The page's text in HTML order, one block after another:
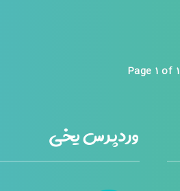
Page 1 of 1
وردپرس یخی